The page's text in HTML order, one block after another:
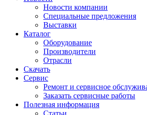
Новости компании
Специальные предложения
Выставки
Каталог
Оборудование
Производители
Отрасли
Скачать
Сервис
Ремонт и сервисное
Заказать сервисные работы
Полезная информация
Статьи